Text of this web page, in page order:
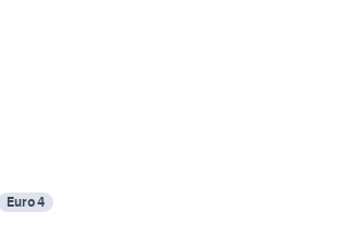
Euro 4